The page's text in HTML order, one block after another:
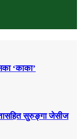
‘काका’
सुरुङ्गा जेसीज